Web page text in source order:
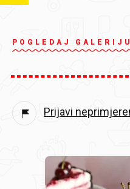
POGLEDAJ GALERIJU
Prijavi